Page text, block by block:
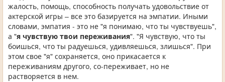
жалость, помощь, способность получать удовольствие от
актерской игры – все это базируется на эмпатии. Иными
словами, эмпатия - это не "я понимаю, что ты чувствуешь",
а "я чувствую твои переживания". "Я чувствую, что ты
боишься, что ты радуешься, удивляешься, злишься". При
этом свое "я" сохраняется, оно прикасается к
переживаниям другого, со-переживает, но не
растворяется в нем.